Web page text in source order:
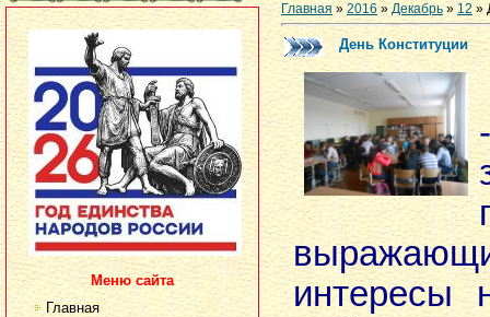
Меню сайта
Главная
Главная »2016 » Декабрь » 12 »
День Конституции
интересы